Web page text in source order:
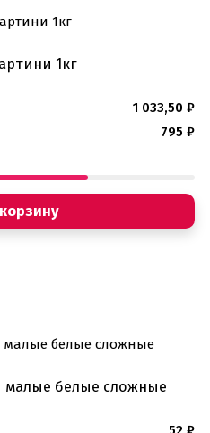
1кг
1 033,50 ₽
795 ₽
белые сложные